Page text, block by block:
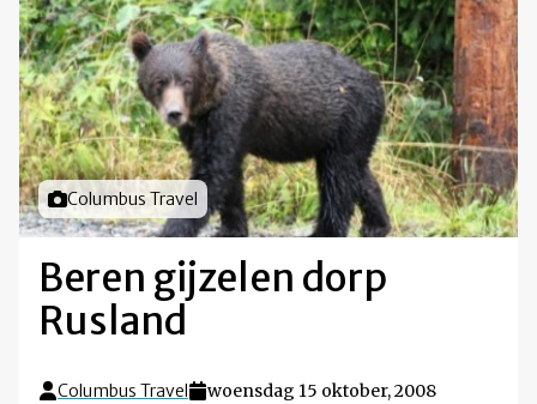
Foto door
Columbus Travel
Beren gijzelen dorp
Rusland
Columbus Travel
woensdag 15 oktober, 2008